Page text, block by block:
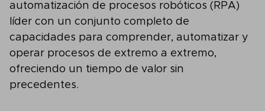
automatización de procesos robóticos (RPA)
líder con un conjunto completo de
capacidades para comprender, automatizar y
operar procesos de extremo a extremo,
ofreciendo un tiempo de valor sin
precedentes.